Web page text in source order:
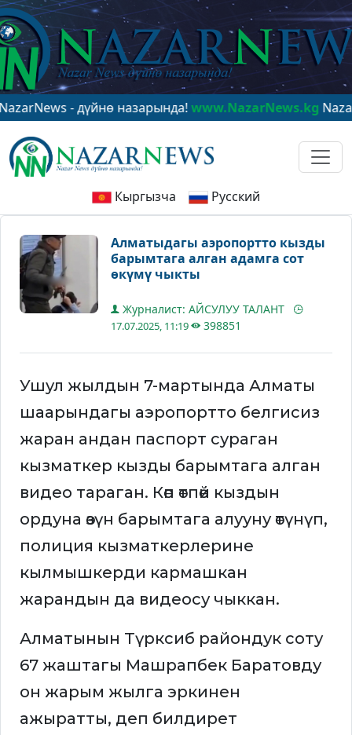
- дүйнө назарында!www.NazarNews.kgNazarNews
Кыргызча Русский
Алматыдагы аэропортто кызды
барымтага алган адамга сот
өкүмү чыкты
Журналист: АЙСУЛУУ ТАЛАНТ
17.07.2025, 11:19 398851
Ушул жылдын 7-мартында Алматы
шаарындагы аэропортто белгисиз
жаран андан паспорт сураган
кызматкер кызды барымтага алган
видео тараган. Көп өтпөй кыздын
ордуна өзүн барымтага алууну өтүнүп,
полиция кызматкерлерине
кылмышкерди кармашкан
жарандын да видеосу чыккан.
Алматынын Түрксиб райондук соту
67 жаштагы Машрапбек Баратовду
он жарым жылга эркинен
ажыратты, деп билдирет